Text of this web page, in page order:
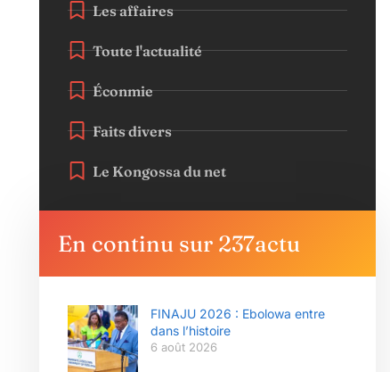
Les affaires
Toute l'actualité
Éconmie
Faits divers
Le Kongossa du net
En continu sur 237actu
FINAJU 2026 : Ebolowa entre
dans l’histoire
6 août 2026